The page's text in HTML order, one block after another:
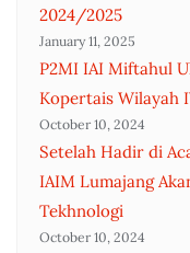
2024/2025
January 11, 2025
P2MI IAI Miftahul
Kopertais Wilayah
October 10, 2024
Setelah Hadir di
IAIM Lumajang
Tekhnologi
October 10, 2024